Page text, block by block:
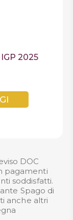
2025
DOC
pagamenti
soddisfatti.
Spago di
anche altri